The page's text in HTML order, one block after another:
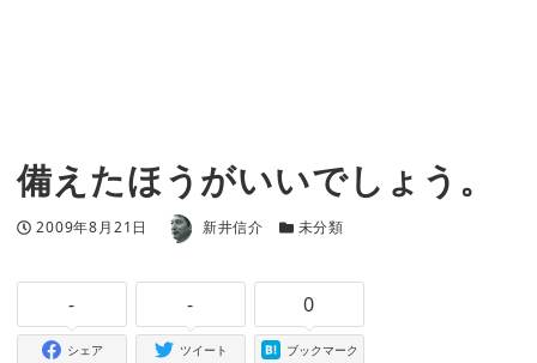
備えたほうがいいでしょう。
投稿日
2009年8月21日 著者 新井信介 カテゴリー
未分類
-
シェア
-
ツイート
0
ブックマーク